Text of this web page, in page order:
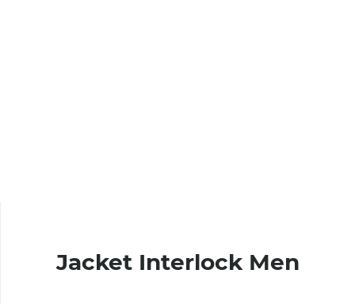
Jacket Interlock Men